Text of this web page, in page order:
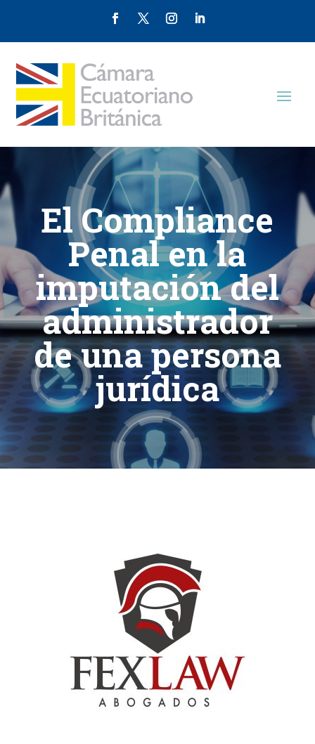
El Compliance
Penal en la
imputación del
administrador
de una persona
jurídica